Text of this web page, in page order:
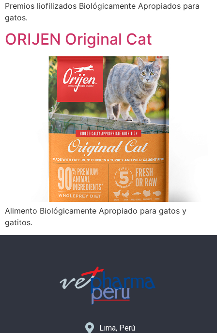
Premios liofilizados Biológicamente Apropiados para
gatos.
ORIJEN Original Cat
Alimento Biológicamente Apropiado para gatos y
gatitos.
Lima, Perú